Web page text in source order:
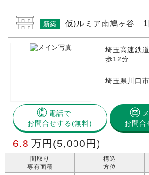
新築 仮)ルミア南鳩ヶ谷 1
埼玉高速鉄
歩12分
埼玉県川口
電話で
お問合せする
お問合
6.8 万円 (5,000円)
間取り
専有面積
構造
方位